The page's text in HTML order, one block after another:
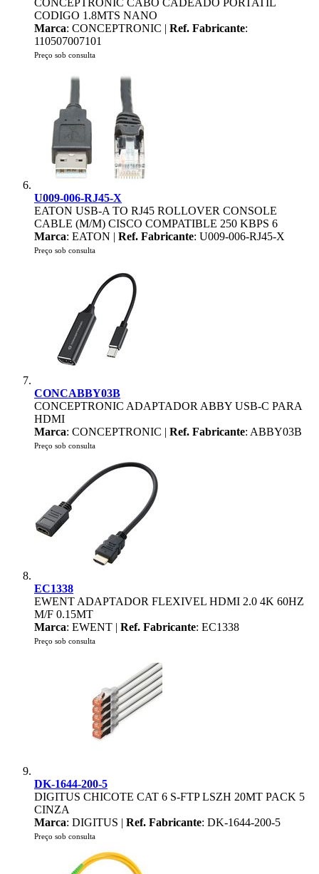
CONCEPTRONIC CABO CADEADO PORTATIL
CODIGO 1.8MTS NANO
Marca: CONCEPTRONIC | Ref. Fabricante:
110507007101
Preço sob consulta
U009-006-RJ45-X
EATON USB-A TO RJ45 ROLLOVER CONSOLE
CABLE (M/M) CISCO COMPATIBLE 250 KBPS 6
Marca: EATON | Ref. Fabricante: U009-006-RJ45-X
Preço sob consulta
CONCABBY03B
CONCEPTRONIC ADAPTADOR ABBY USB-C PARA
HDMI
Marca: CONCEPTRONIC | Ref. Fabricante: ABBY03B
Preço sob consulta
EC1338
EWENT ADAPTADOR FLEXIVEL HDMI 2.0 4K 60HZ
M/F 0.15MT
Marca: EWENT | Ref. Fabricante: EC1338
Preço sob consulta
DK-1644-200-5
DIGITUS CHICOTE CAT 6 S-FTP LSZH 20MT PACK 5
CINZA
Marca: DIGITUS | Ref. Fabricante: DK-1644-200-5
Preço sob consulta